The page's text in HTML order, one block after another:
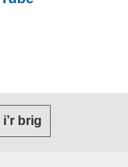
i’r brig